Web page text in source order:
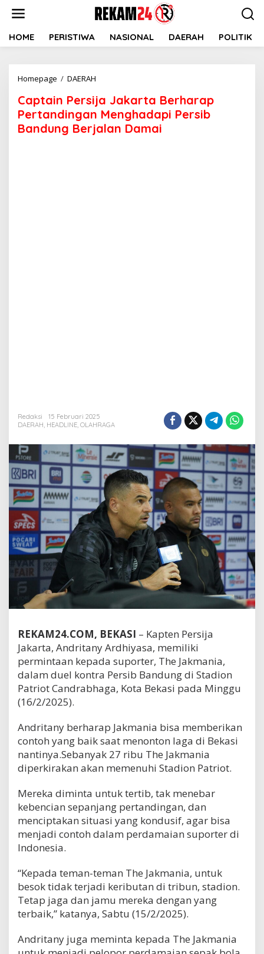
HOME PERISTIWA NASIONAL DAERAH POLITIK
Homepage / DAERAH
Jakarta
Berharap
Pertandingan
Menghadapi
Captain Persija Jakarta Berharap
Pertandingan Menghadapi Persib
Bandung Berjalan Damai
Redaksi
15 Februari 2025
DAERAH, HEADLINE, OLAHRAGA
REKAM24.COM, BEKASI – Kapten Persija
Jakarta, Andritany Ardhiyasa, memiliki
permintaan kepada suporter, The Jakmania,
dalam duel kontra Persib Bandung di Stadion
Patriot Candrabhaga, Kota Bekasi pada Minggu
(16/2/2025).
Andritany berharap Jakmania bisa memberikan
contoh yang baik saat menonton laga di Bekasi
nantinya.Sebanyak 27 ribu The Jakmania
diperkirakan akan memenuhi Stadion Patriot.
Mereka diminta untuk tertib, tak menebar
kebencian sepanjang pertandingan, dan
menciptakan situasi yang kondusif, agar bisa
menjadi contoh dalam perdamaian suporter di
Indonesia.
“Kepada teman-teman The Jakmania, untuk
besok tidak terjadi keributan di tribun, stadion.
Tetap jaga dan jamu mereka dengan yang
terbaik,” katanya, Sabtu (15/2/2025).
Andritany juga meminta kepada The Jakmania